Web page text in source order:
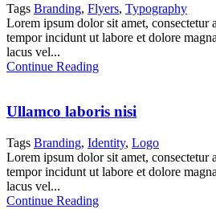
Tags Branding, Flyers, Typography
Lorem ipsum dolor sit amet, consectetur
tempor incidunt ut labore et dolore
lacus vel...
Continue Reading
Ullamco laboris nisi
Tags Branding, Identity, Logo
Lorem ipsum dolor sit amet, consectetur
tempor incidunt ut labore et dolore
lacus vel...
Continue Reading